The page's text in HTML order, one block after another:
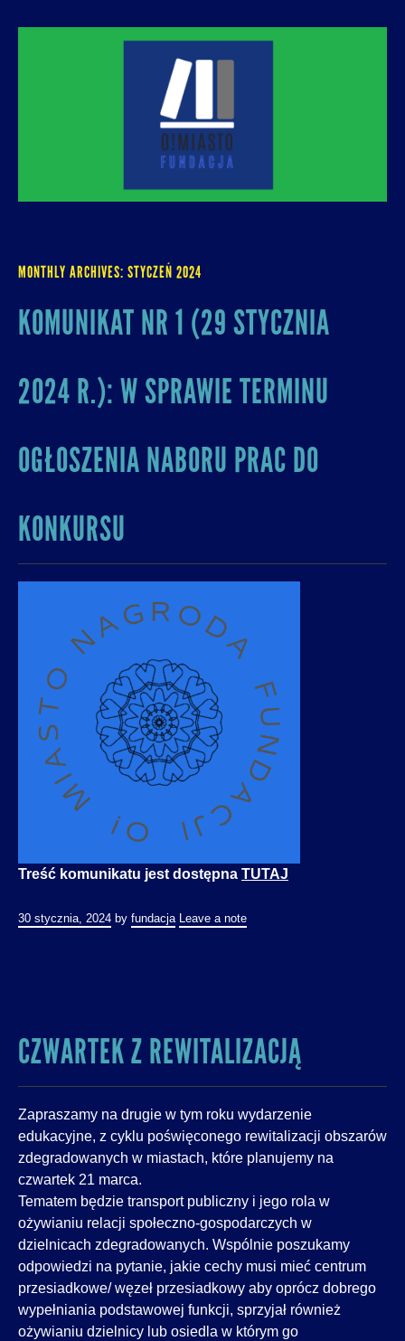
URBANIZACJI – PROMUJEMY I WSPIERAMY
ROZWÓJ MIAST I MIEJSKICH WSPÓLNOT.
O! MIASTO
MONTHLY ARCHIVES: STYCZEŃ 2024
KOMUNIKAT NR 1 (29 STYCZNIA
2024 R.): W SPRAWIE TERMINU
OGŁOSZENIA NABORU PRAC DO
KONKURSU
Treść komunikatu jest dostępna TUTAJ
30 stycznia, 2024 by fundacja Leave a note
CZWARTEK Z REWITALIZACJĄ
Zapraszamy na drugie w tym roku wydarzenie
edukacyjne, z cyklu poświęconego rewitalizacji obszarów
zdegradowanych w miastach, które planujemy na
czwartek 21 marca.
Tematem będzie transport publiczny i jego rola w
ożywianiu relacji społeczno-gospodarczych w
dzielnicach zdegradowanych. Wspólnie poszukamy
odpowiedzi na pytanie, jakie cechy musi mieć centrum
przesiadkowe/ węzeł przesiadkowy aby oprócz dobrego
wypełniania podstawowej funkcji, sprzyjał również
ożywianiu dzielnicy lub osiedla w którym go